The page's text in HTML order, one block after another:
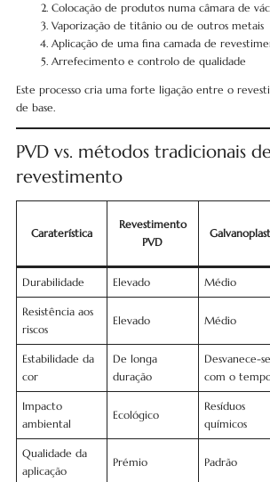
Colocação de produtos numa câmara de
Vaporização de titânio ou de outros metais
Aplicação de uma fina camada de
Arrefecimento e controlo de qualidade
Este processo cria uma forte ligação entre o
de base.
PVD vs. métodos tradicionais
revestimento
Caraterística
Revestimento
PVD
Durabilidade Elevado Médio
Resistência aos
riscos
Elevado Médio
Estabilidade da
cor
De longa
duração
Desvanece-se
com o
Impacto
ambiental
Ecológico
Resíduos
químicos
Qualidade da
aplicação
Prémio Padrão